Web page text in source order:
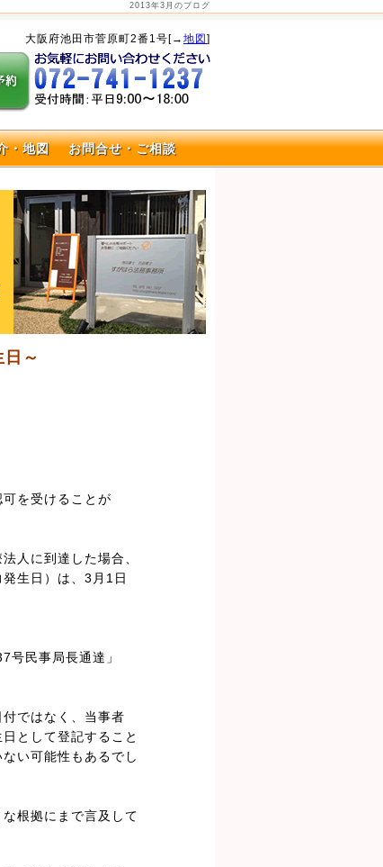
2013年3月のブログ
大阪府池田市菅原町2番1号[→ 地図 ]
・地図 お問合せ・ご相談
～
を受けることが
人に到達した場合、
生日）は、3月1日
号民事局長通達」
ではなく、当事者
として登記すること
い可能性もあるでし
根拠にまで言及して